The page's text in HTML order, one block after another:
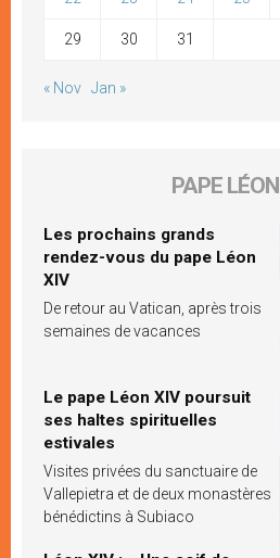
29 30 31
« Nov Jan »
PAPE
Les prochains grands
rendez-vous du pape Léon
XIV
De retour au Vatican, après trois
semaines de vacances
Le pape Léon XIV poursuit
ses haltes spirituelles
estivales
Visites privées du sanctuaire de
Vallepietra et de deux monastères
bénédictins à Subiaco